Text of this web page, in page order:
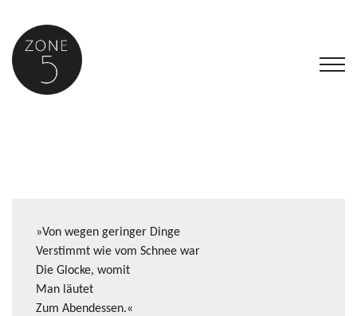
»Von wegen geringer Dinge
Verstimmt wie vom Schnee war
Die Glocke, womit
Man läutet
Zum Abendessen.«